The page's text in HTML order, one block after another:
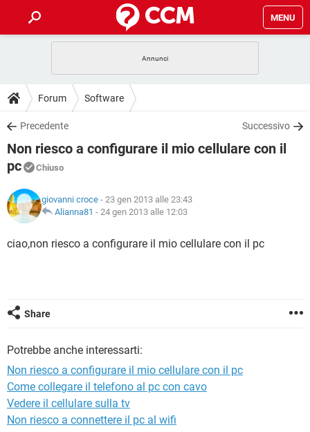
MENU
INTRATTENIMENTO
iOS
INSTAGRAM WHATSAPP
TIKTOK
HARDWARE
GUIDE
COVID-19
iOS
TIKTOK FACEBOOK
DOWNLOAD
COVID-19 GAMING
INTRATTENIMENTO
iOS WINDOWS 10
INSTAGRAM
TIKTOK FACEBOOK
FORUM
INTRATTENIMENTO ANDROID
GLOSSARIO
COVID-19
INTRATTENIMENTO ANDROID
TIKTOK
Forum Software
Precedente Successivo
Non riesco a configurare il mio cellulare con il
pc
Chiuso
giovanni croce - 23 gen 2013 alle 23:43
Alianna81 - 24 gen 2013 alle 12:03
ciao,non riesco a configurare il mio cellulare con il pc
Share
Potrebbe anche interessarti:
Non riesco a configurare il mio cellulare con il pc
Come collegare il telefono al pc con cavo
Vedere il cellulare sulla tv
Non riesco a connettere il pc al wifi